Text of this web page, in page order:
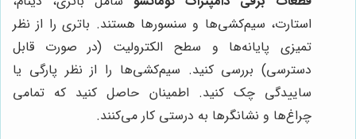
استارت، سیم‌کشی‌ها و سنسورها هستند. باتری را از نظر
تمیزی پایانه‌ها و سطح الکترولیت (در صورت قابل
دسترسی) بررسی کنید. سیم‌کشی‌ها را از نظر پارگی یا
ساییدگی چک کنید. اطمینان حاصل کنید که تمامی
چراغ‌ها و نشانگرها به درستی کار می‌کنند.